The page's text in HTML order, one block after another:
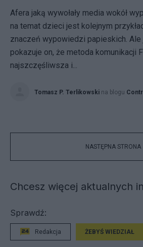
Afera jaką wywołały media wokół
na temat dzieci jest kolejnym
znaczeń wypowiedzi papieskich. Ale
pokazuje on, że metoda komunikacji
najszczęśliwsza i...
Tomasz P. Terlikowski na blogu
NASTĘPNA STRONA
Chcesz więcej aktualnych
Sprawdź:
Redakcja ŻEBYŚ WIEDZIAŁ